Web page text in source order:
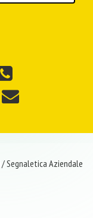
/Segnaletica Aziendale